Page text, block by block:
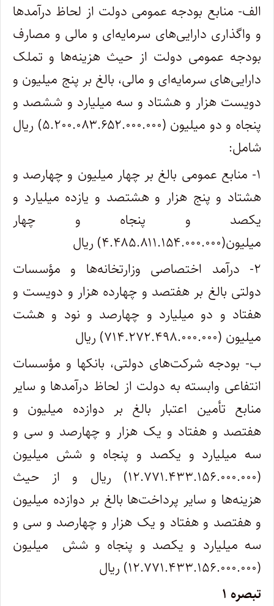
الف- منابع بودجه عمومی دولت از لحاظ درآمدها
و واگذاری دارایی‌های سرمایه‌ای و مالی و مصارف
بودجه عمومی دولت از حیث هزینه‌ها و تملک
دارایی‌های سرمایه‌ای و مالی، بالغ بر پنج میلیون و
دویست هزار و هشتاد و سه میلیارد و ششصد و
پنجاه و دو میلیون (۵.۲۰۰.۰۸۳.۶۵۲.۰۰۰.۰۰۰) ریال
شامل:
۱- منابع عمومی بالغ بر چهار میلیون و چهارصد و
هشتاد و پنج هزار و هشتصد و یازده میلیارد و
یکصد و پنجاه و چهار
میلیون(۴.۴۸۵.۸۱۱.۱۵۴.۰۰۰.۰۰۰) ریال
۲- درآمد اختصاصی وزارتخانه‌ها و مؤسسات
دولتی بالغ بر هفتصد و چهارده هزار و دویست و
هفتاد و دو میلیارد و چهارصد و نود و هشت
میلیون (۷۱۴.۲۷۲.۴۹۸.۰۰۰.۰۰۰) ریال
ب- بودجه شرکت‌های دولتی، بانکها و مؤسسات
انتفاعی وابسته به دولت از لحاظ درآمدها و سایر
منابع تأمین اعتبار بالغ بر دوازده میلیون و
هفتصد و هفتاد و یک هزار و چهارصد و سی و
سه میلیارد و یکصد و پنجاه و شش میلیون
(۱۲.۷۷۱.۴۳۳.۱۵۶.۰۰۰.۰۰۰) ریال و از حیث
هزینه‌ها و سایر پرداخت‌ها بالغ بر دوازده میلیون
و هفتصد و هفتاد و یک هزار و چهارصد و سی و
سه میلیارد و یکصد و پنجاه و شش میلیون
(۱۲.۷۷۱.۴۳۳.۱۵۶.۰۰۰.۰۰۰) ریال
تبصره ۱